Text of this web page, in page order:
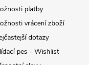
platby
vrácení zboží
dotazy
pes - Wishlist